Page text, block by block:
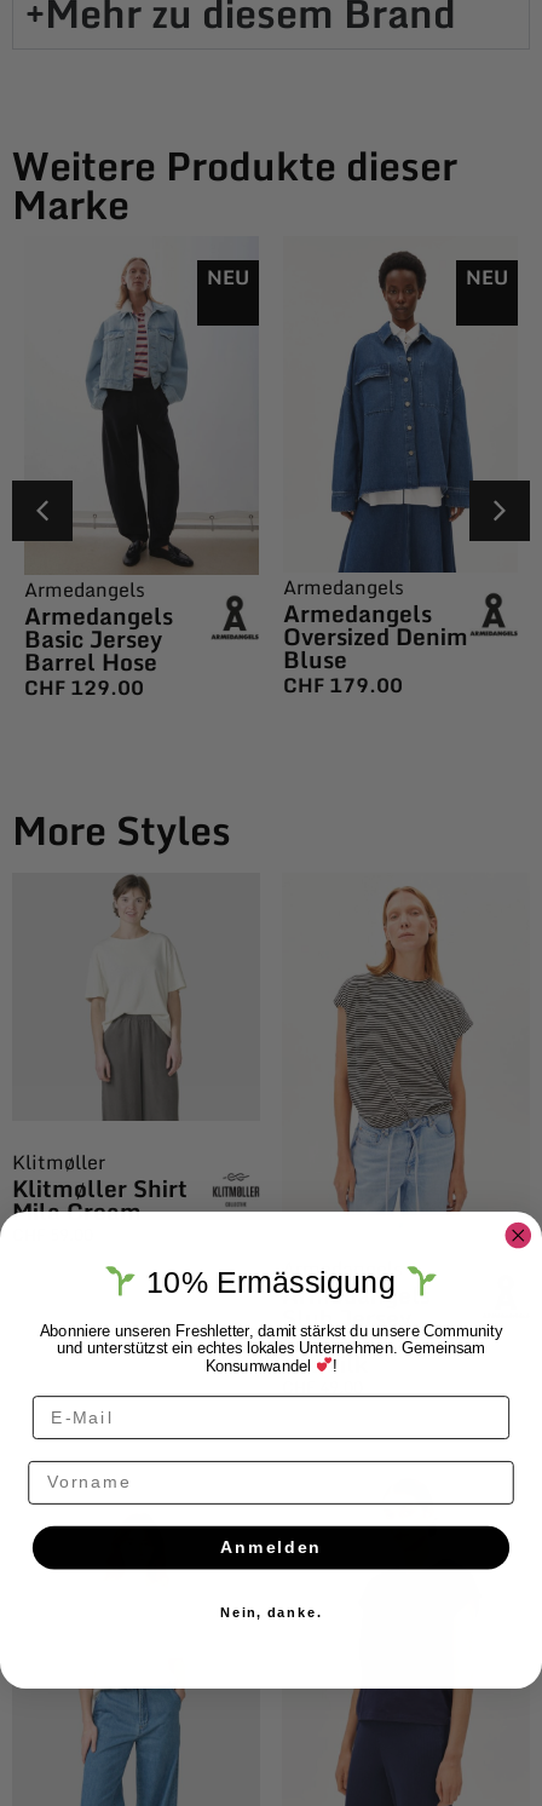
Mehr zu diesem Brand​
Weitere Produkte dieser
Marke
NEU
Armedangels
Armedangels
Basic Jersey
Barrel Hose
CHF129.00
NEU
Armedangels
Armedangels
Oversized Denim
Bluse
CHF179.00
More Styles
Klitmøller
Klitmøller Shirt
Mila Cream
Armedangels
Armedangels
Slub Jersey
Stripe black
oatmilk
10% Ermässigung
Abonniere unseren Freshletter, damit stärkst du unsere Community
und unterstützst ein echtes lokales Unternehmen. Gemeinsam
Konsumwandel !
Vorname
Anmelden
Nein, danke.